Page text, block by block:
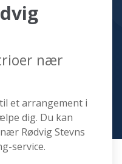
nær
et arrangement i
dig. Du kan
Rødvig Stevns
service.